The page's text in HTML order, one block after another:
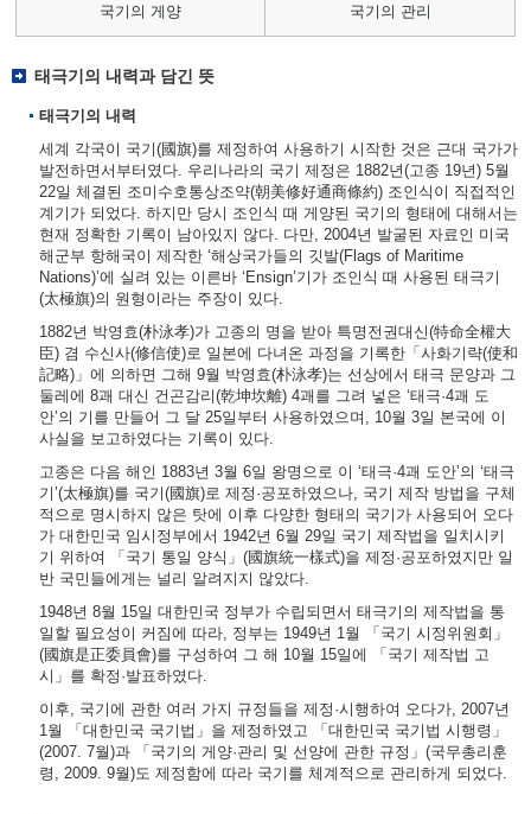
국기의 게양 국기의 관리
태극기의 내력과 담긴 뜻
태극기의 내력
세계 각국이 국기(國旗)를 제정하여 사용하기 시작한 것은 근대 국가가
발전하면서부터였다. 우리나라의 국기 제정은 1882년(고종 19년) 5월
22일 체결된 조미수호통상조약(朝美修好通商條約) 조인식이 직접적인
계기가 되었다. 하지만 당시 조인식 때 게양된 국기의 형태에 대해서는
현재 정확한 기록이 남아있지 않다. 다만, 2004년 발굴된 자료인 미국
해군부 항해국이 제작한 ‘해상국가들의 깃발(Flags of Maritime
Nations)’에 실려 있는 이른바 ‘Ensign’기가 조인식 때 사용된 태극기
(太極旗)의 원형이라는 주장이 있다.
1882년 박영효(朴泳孝)가 고종의 명을 받아 특명전권대신(特命全權大
臣) 겸 수신사(修信使)로 일본에 다녀온 과정을 기록한「사화기략(使和
記略)」에 의하면 그해 9월 박영효(朴泳孝)는 선상에서 태극 문양과 그
둘레에 8괘 대신 건곤감리(乾坤坎離) 4괘를 그려 넣은 ‘태극·4괘 도
안’의 기를 만들어 그 달 25일부터 사용하였으며, 10월 3일 본국에 이
사실을 보고하였다는 기록이 있다.
고종은 다음 해인 1883년 3월 6일 왕명으로 이 ‘태극·4괘 도안’의 ‘태극
기’(太極旗)를 국기(國旗)로 제정·공포하였으나, 국기 제작 방법을 구체
적으로 명시하지 않은 탓에 이후 다양한 형태의 국기가 사용되어 오다
가 대한민국 임시정부에서 1942년 6월 29일 국기 제작법을 일치시키
기 위하여 「국기 통일 양식」(國旗統一樣式)을 제정·공포하였지만 일
반 국민들에게는 널리 알려지지 않았다.
1948년 8월 15일 대한민국 정부가 수립되면서 태극기의 제작법을 통
일할 필요성이 커짐에 따라, 정부는 1949년 1월 「국기 시정위원회」
(國旗是正委員會)를 구성하여 그 해 10월 15일에 「국기 제작법 고
시」를 확정·발표하였다.
이후, 국기에 관한 여러 가지 규정들을 제정·시행하여 오다가, 2007년
1월 「대한민국 국기법」을 제정하였고 「대한민국 국기법 시행령」
(2007. 7월)과 「국기의 게양·관리 및 선양에 관한 규정」(국무총리훈
령, 2009. 9월)도 제정함에 따라 국기를 체계적으로 관리하게 되었다.